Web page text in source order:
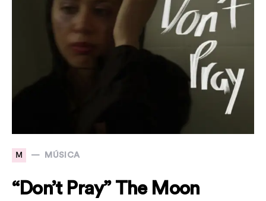
M MÚSICA
“Don’t Pray” The Moon